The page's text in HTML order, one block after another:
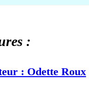
:
: Odette Roux